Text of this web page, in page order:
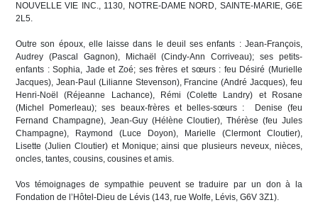
NOUVELLE VIE INC., 1130, NOTRE-DAME NORD, SAINTE-MARIE, G6E
2L5.
Outre son époux, elle laisse dans le deuil ses enfants : Jean-François,
Audrey (Pascal Gagnon), Michaël (Cindy-Ann Corriveau); ses petits-
enfants : Sophia, Jade et Zoé; ses frères et sœurs : feu Désiré (Murielle
Jacques), Jean-Paul (Lilianne Stevenson), Francine (André Jacques), feu
Henri-Noël (Réjeanne Lachance), Rémi (Colette Landry) et Rosane
(Michel Pomerleau); ses beaux-frères et belles-sœurs : Denise (feu
Fernand Champagne), Jean-Guy (Hélène Cloutier), Thérèse (feu Jules
Champagne), Raymond (Luce Doyon), Marielle (Clermont Cloutier),
Lisette (Julien Cloutier) et Monique; ainsi que plusieurs neveux, nièces,
oncles, tantes, cousins, cousines et amis.
Vos témoignages de sympathie peuvent se traduire par un don à la
Fondation de l’Hôtel-Dieu de Lévis (143, rue Wolfe, Lévis, G6V 3Z1).